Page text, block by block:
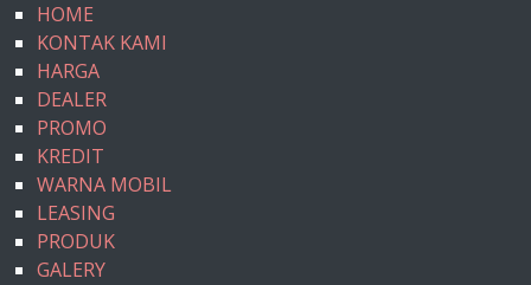
HOME
KONTAK KAMI
HARGA
DEALER
PROMO
KREDIT
WARNA MOBIL
LEASING
PRODUK
GALERY